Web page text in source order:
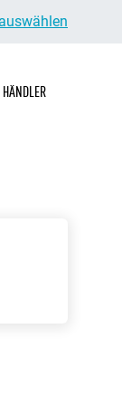
HÄNDLER